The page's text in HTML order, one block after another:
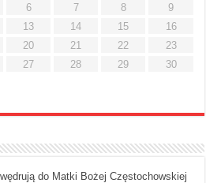
6 7 8
9
13 14 15
16
20 21 22
23
27 28 29
30
do Matki Bożej Częstochowskiej